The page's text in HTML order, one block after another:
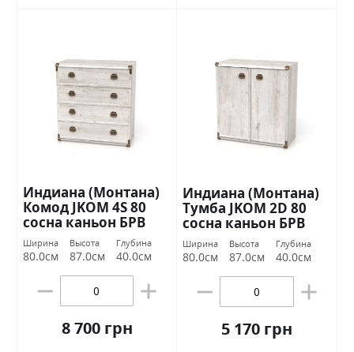
Индиана (Монтана)
Комод JKOM 4S 80
сосна каньон БРВ
Украина
Ширина
80.0см
Высота
87.0см
Глубина
40.0см
8 700 грн
Индиана (Монтана)
Тумба JKOM 2D 80
сосна каньон БРВ
Украина
Ширина
80.0см
Высота
87.0см
Глубина
40.0см
5 170 грн